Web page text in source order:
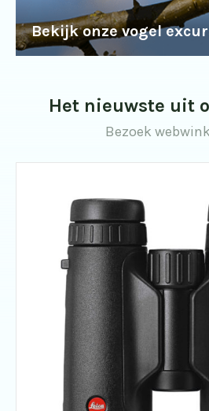
Bekijk onze vogel
Het nieuwste uit
Bezoek